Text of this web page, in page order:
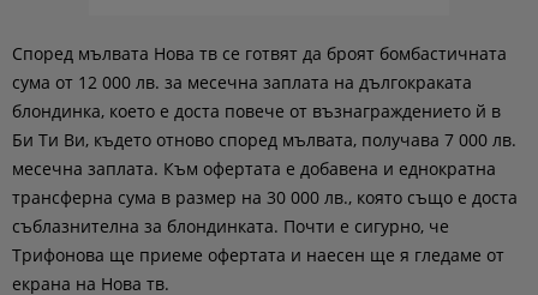
Според мълвата Нова тв се готвят да броят бомбастичната
сума от 12 000 лв. за месечна заплата на дългокраката
блондинка, което е доста повече от възнаграждението й в
Би Ти Ви, където отново според мълвата, получава 7 000 лв.
месечна заплата. Към офертата е добавена и еднократна
трансферна сума в размер на 30 000 лв., която също е доста
съблазнителна за блондинката. Почти е сигурно, че
Трифонова ще приеме офертата и наесен ще я гледаме от
екрана на Нова тв.